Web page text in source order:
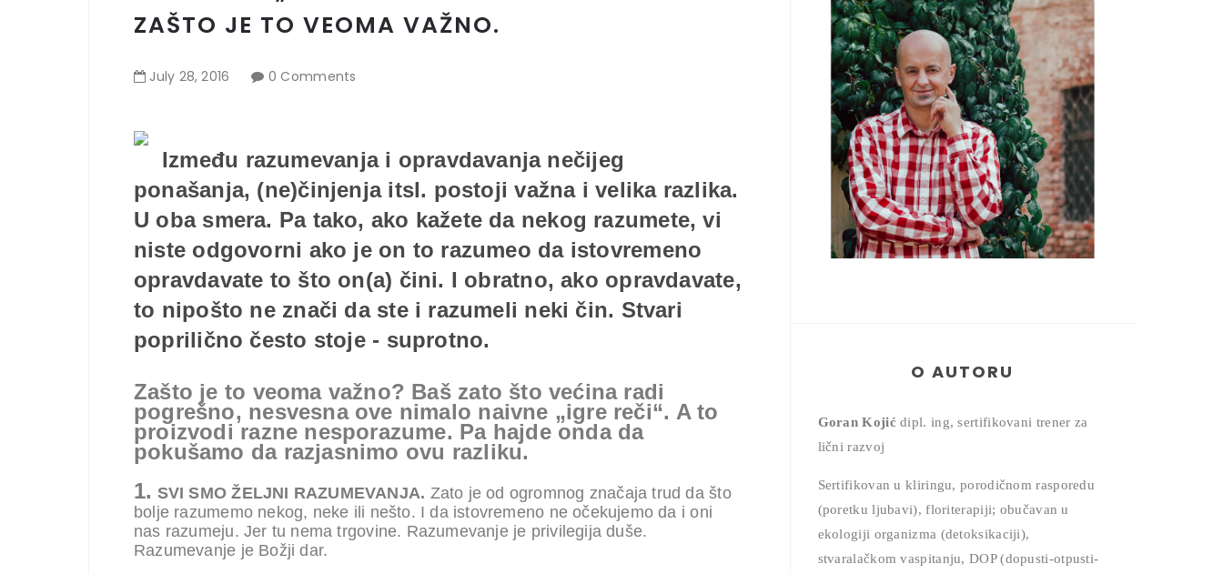
ZAŠTO JE TO VEOMA VAŽNO.
July 28,2016 0 Comments
Između razumevanja i opravdavanja nečijeg
ponašanja, (ne)činjenja itsl. postoji važna i velika razlika.
U oba smera. Pa tako, ako kažete da nekog razumete, vi
niste odgovorni ako je on to razumeo da istovremeno
opravdavate to što on(a) čini. I obratno, ako opravdavate,
to nipošto ne znači da ste i razumeli neki čin. Stvari
poprilično često stoje - suprotno.
Zašto je to veoma važno? Baš zato što većina radi
pogrešno, nesvesna ove nimalo naivne „igre reči“. A to
proizvodi razne nesporazume. Pa hajde onda da
pokušamo da razjasnimo ovu razliku.
1. SVI SMO ŽELJNI RAZUMEVANJA. Zato je od ogromnog značaja trud da što
bolje razumemo nekog, neke ili nešto. I da istovremeno ne očekujemo da i oni
nas razumeju. Jer tu nema trgovine. Razumevanje je privilegija duše.
Razumevanje je Božji dar.
O AUTORU
Goran Kojić dipl. ing, sertifikovani trener za
lični razvoj
Sertifikovan u kliringu, porodičnom rasporedu
(poretku ljubavi), floriterapiji; obučavan u
ekologiji organizma (detoksikaciji),
stvaralačkom vaspitanju, DOP (dopusti-otpusti-